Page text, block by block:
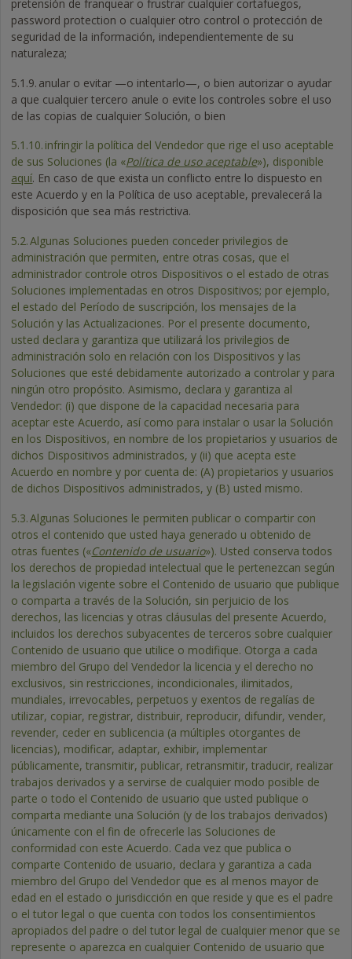
pretensión de franquear o frustrar cualquier cortafuegos,
password protection o cualquier otro control o protección de
seguridad de la información, independientemente de su
naturaleza;
5.1.9. anular o evitar —o intentarlo—, o bien autorizar o ayudar
a que cualquier tercero anule o evite los controles sobre el uso
de las copias de cualquier Solución, o bien
5.1.10. infringir la política del Vendedor que rige el uso aceptable
de sus Soluciones (la «Política de uso aceptable»), disponible
aquí. En caso de que exista un conflicto entre lo dispuesto en
este Acuerdo y en la Política de uso aceptable, prevalecerá la
disposición que sea más restrictiva.
5.2.Algunas Soluciones pueden conceder privilegios de
administración que permiten, entre otras cosas, que el
administrador controle otros Dispositivos o el estado de otras
Soluciones implementadas en otros Dispositivos; por ejemplo,
el estado del Período de suscripción, los mensajes de la
Solución y las Actualizaciones. Por el presente documento,
usted declara y garantiza que utilizará los privilegios de
administración solo en relación con los Dispositivos y las
Soluciones que esté debidamente autorizado a controlar y para
ningún otro propósito. Asimismo, declara y garantiza al
Vendedor: (i) que dispone de la capacidad necesaria para
aceptar este Acuerdo, así como para instalar o usar la Solución
en los Dispositivos, en nombre de los propietarios y usuarios de
dichos Dispositivos administrados, y (ii) que acepta este
Acuerdo en nombre y por cuenta de: (A) propietarios y usuarios
de dichos Dispositivos administrados, y (B) usted mismo.
5.3.Algunas Soluciones le permiten publicar o compartir con
otros el contenido que usted haya generado u obtenido de
otras fuentes («Contenido de usuario»). Usted conserva todos
los derechos de propiedad intelectual que le pertenezcan según
la legislación vigente sobre el Contenido de usuario que publique
o comparta a través de la Solución, sin perjuicio de los
derechos, las licencias y otras cláusulas del presente Acuerdo,
incluidos los derechos subyacentes de terceros sobre cualquier
Contenido de usuario que utilice o modifique. Otorga a cada
miembro del Grupo del Vendedor la licencia y el derecho no
exclusivos, sin restricciones, incondicionales, ilimitados,
mundiales, irrevocables, perpetuos y exentos de regalías de
utilizar, copiar, registrar, distribuir, reproducir, difundir, vender,
revender, ceder en sublicencia (a múltiples otorgantes de
licencias), modificar, adaptar, exhibir, implementar
públicamente, transmitir, publicar, retransmitir, traducir, realizar
trabajos derivados y a servirse de cualquier modo posible de
parte o todo el Contenido de usuario que usted publique o
comparta mediante una Solución (y de los trabajos derivados)
únicamente con el fin de ofrecerle las Soluciones de
conformidad con este Acuerdo. Cada vez que publica o
comparte Contenido de usuario, declara y garantiza a cada
miembro del Grupo del Vendedor que es al menos mayor de
edad en el estado o jurisdicción en que reside y que es el padre
o el tutor legal o que cuenta con todos los consentimientos
apropiados del padre o del tutor legal de cualquier menor que se
represente o aparezca en cualquier Contenido de usuario que